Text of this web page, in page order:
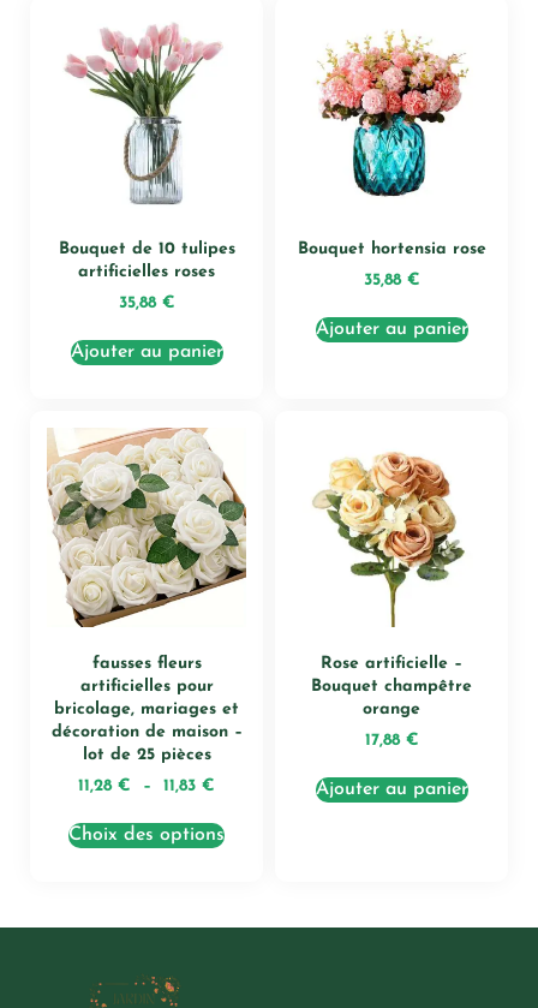
Bouquet de 10 tulipes
artificielles roses
35,88 €
Ajouter au panier
Bouquet hortensia rose
35,88 €
Ajouter au panier
fausses fleurs
artificielles pour
bricolage, mariages et
décoration de maison –
lot de 25 pièces
11,28 € – 11,83 €
Choix des options
Rose artificielle –
Bouquet champêtre
orange
17,88 €
Ajouter au panier